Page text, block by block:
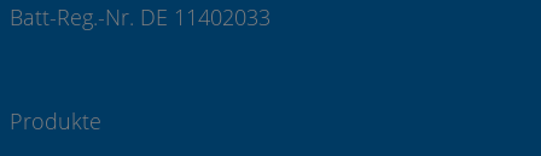
Batt-Reg.-Nr. DE 11402033
Produkte